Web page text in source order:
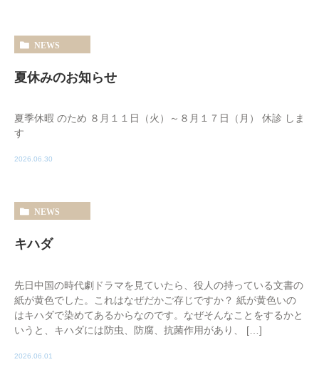
NEWS
夏休みのお知らせ
夏季休暇 のため ８月１１日（火）～８月１７日（月） 休診 しま
す
2026.06.30
NEWS
キハダ
先日中国の時代劇ドラマを見ていたら、役人の持っている文書の
紙が黄色でした。これはなぜだかご存じですか？ 紙が黄色いの
はキハダで染めてあるからなのです。なぜそんなことをするかと
いうと、キハダには防虫、防腐、抗菌作用があり、 […]
2026.06.01